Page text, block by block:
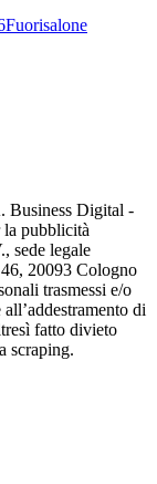
Fuorisalone
Business Digital -
pubblicità
sede legale
20093 Cologno
trasmessi e/o
di
fatto divieto
scraping.